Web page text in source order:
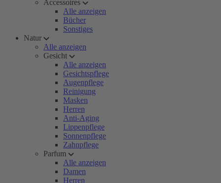
Accessoires
Alle anzeigen
Bücher
Sonstiges
Natur
Alle anzeigen
Gesicht
Alle anzeigen
Gesichtspflege
Augenpflege
Reinigung
Masken
Herren
Anti-Aging
Lippenpflege
Sonnenpflege
Zahnpflege
Parfum
Alle anzeigen
Damen
Herren